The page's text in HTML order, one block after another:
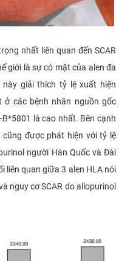
nhất liên quan đến SCAR
giới là sự có mặt của alen đa
này giải thích tỷ lệ xuất hiện
ở các bệnh nhân nguồn gốc
là cao nhất. Bên cạnh
cũng được phát hiện với tỷ lệ
người Hàn Quốc và Đài
liên quan giữa 3 alen HLA nói
nguy cơ SCAR do allopurinol